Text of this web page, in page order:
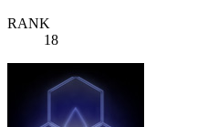
RANK
18